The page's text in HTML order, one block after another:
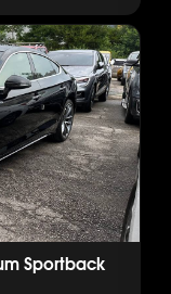
Sportback